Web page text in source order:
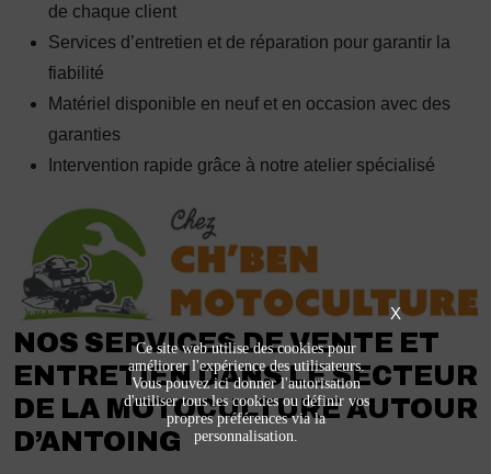
de chaque client
Services d’entretien et de réparation pour garantir la
fiabilité
Matériel disponible en neuf et en occasion avec des
garanties
Intervention rapide grâce à notre atelier spécialisé
NOS SERVICES DE VENTE ET
ENTRETIEN DANS LE SECTEUR
DE LA MOTOCULTURE AUTOUR
D’ANTOING
X
Ce site web utilise des cookies pour
améliorer l'expérience des utilisateurs.
Vous pouvez ici donner l'autorisation
d'utiliser tous les cookies ou définir vos
propres préférences via la
personnalisation.